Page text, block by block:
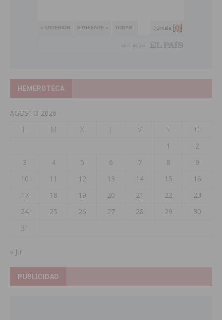
HEMEROTECA
AGOSTO 2026
L
M X J V S
D
1
2
3
4 5 6 7 8
9
10
11 12 13 14 15
16
17
18 19 20 21 22
23
24
25 26 27 28 29
30
31
« Jul
PUBLICIDAD